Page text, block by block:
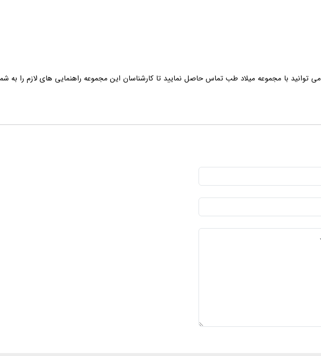
می توانید با مجموعه میلاد طب تماس حاصل نمایید تا کارشناسان این مجموعه راهنمایی های لازم را به شما